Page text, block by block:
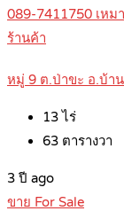
089-7411750 เหม
ร้านค้า
หมู่ 9 ต.ป่าขะ อ.บ้า
13ไร่
63 ตารางวา
3 ปี ago
ขาย For Sale